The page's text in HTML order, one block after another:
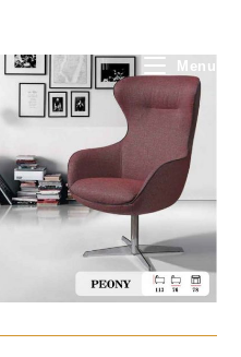
Menu